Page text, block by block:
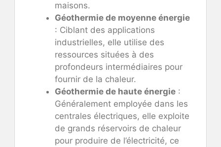
maisons.
Géothermie de moyenne énergie
: Ciblant des applications
industrielles, elle utilise des
ressources situées à des
profondeurs intermédiaires pour
fournir de la chaleur.
Géothermie de haute énergie :
Généralement employée dans les
centrales électriques, elle exploite
de grands réservoirs de chaleur
pour produire de l’électricité, ce